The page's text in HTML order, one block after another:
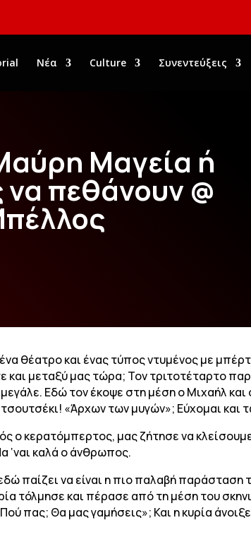
Νέα Culture Συνεντεύξεις
Μαγεία ή
πεθάνουν @
θέατρο και ένας τύπος ντυμένος με
μεταξύ μας τώρα; Τον τριτοτέταρτο
Εδώ τον έκοψε στη μέση ο Μιχαήλ
τσουτσέκι! «Άρχων των μυγών»; Εύχομαι
ο κερατόμπερτος, μας ζήτησε να
‘ναι καλά ο άνθρωπος.
παίζει να είναι η πιο παλαβή
τόλμησε και πέρασε από τη μέση του
πας; Θα μας γαμήσεις»; Και η κυρία